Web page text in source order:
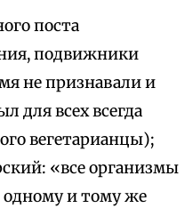
поста
подвижники
не признавали и
для всех всегда
вегетарианцы);
«все организмы
и тому же